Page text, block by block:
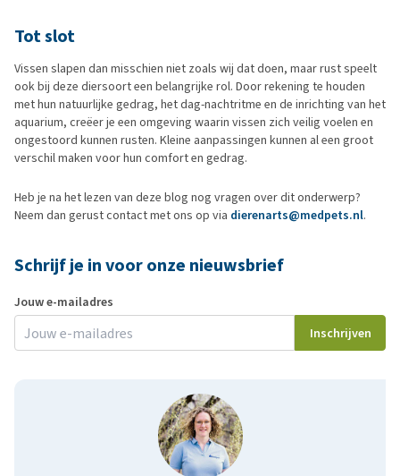
Tot slot
Vissen slapen dan misschien niet zoals wij dat doen, maar rust speelt
ook bij deze diersoort een belangrijke rol. Door rekening te houden
met hun natuurlijke gedrag, het dag-nachtritme en de inrichting van het
aquarium, creëer je een omgeving waarin vissen zich veilig voelen en
ongestoord kunnen rusten. Kleine aanpassingen kunnen al een groot
verschil maken voor hun comfort en gedrag.
Heb je na het lezen van deze blog nog vragen over dit onderwerp?
Neem dan gerust contact met ons op via dierenarts@medpets.nl.
Schrijf je in voor onze nieuwsbrief
Jouw e-mailadres
Inschrijven